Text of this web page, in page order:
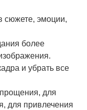
сюжете, эмоции,
более
и убрать все
для
для привлечения